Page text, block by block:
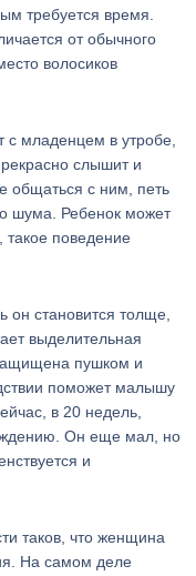
требуется время.
от обычного
волосиков
с младенцем в утробе,
слышит и
общаться с ним, петь
шума. Ребенок может
такое поведение
он становится толще,
выделительная
пушком и
поможет малышу
в 20 недель,
Он еще мал, но
и
таков, что женщина
На самом деле